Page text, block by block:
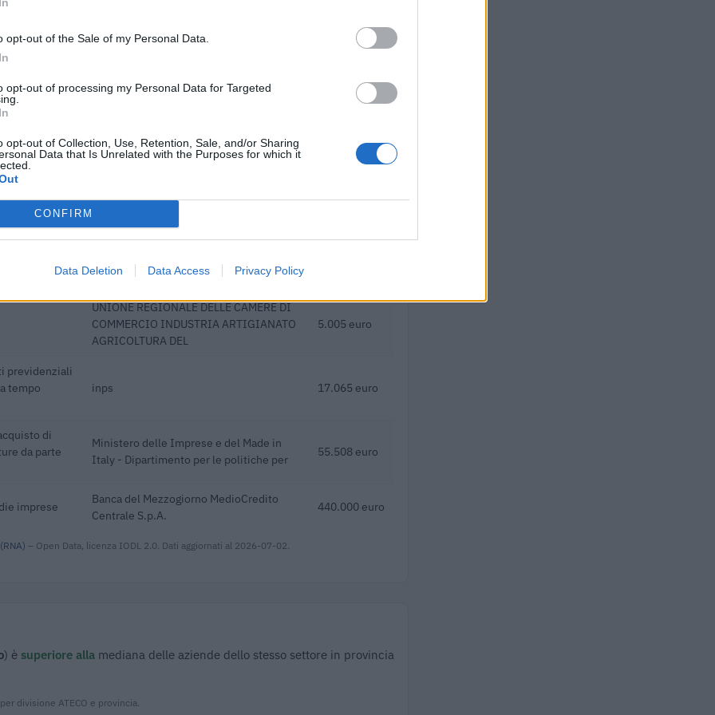
opt-out of the Sale of my Personal Data.
opt-out of processing my Personal Data for Targeted
opt-out of Collection, Use, Retention, Sale, and/or Sharing
Data that Is Unrelated with the Purposes for which it
CONFIRM
Data Deletion Data Access Privacy Policy
per la
di aiuti di
FONDIMPRESA 4.491 euro
e
UNIONE REGIONALE DELLE CAMERE DI
6.420 euro
previdenziali
tempo
17.768 euro
previdenziali
tempo
UNIONE REGIONALE DELLE CAMERE DI
COMMERCIO INDUSTRIA ARTIGIANATO
AGRICOLTURA DEL
5.005 euro
previdenziali
tempo
inps 17.065 euro
di
da parte
Ministero delle Imprese e del Made in
Italy - Dipartimento per le politiche per
55.508 euro
imprese
Banca del Mezzogiorno MedioCredito
Centrale S.p.A.
440.000 euro
– Open Data, licenza IODL 2.0. Dati aggiornati al 2026-07-02.
) è superiore alla mediana delle aziende dello stesso settore in provincia
divisione ATECO e provincia.